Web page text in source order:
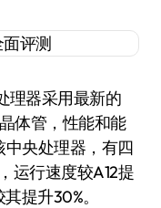
理器采用最新的
体管，性能和能
央处理器，有四
运行速度较A12提
提升30%。